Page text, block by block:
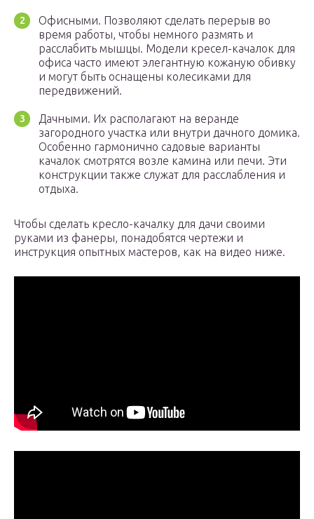
Офисными. Позволяют сделать перерыв во
время работы, чтобы немного размять и
расслабить мышцы. Модели кресел-качалок для
офиса часто имеют элегантную кожаную обивку
и могут быть оснащены колесиками для
передвижений.
Дачными. Их располагают на веранде
загородного участка или внутри дачного домика.
Особенно гармонично садовые варианты
качалок смотрятся возле камина или печи. Эти
конструкции также служат для расслабления и
отдыха.
Чтобы сделать кресло-качалку для дачи своими
руками из фанеры, понадобятся чертежи и
инструкция опытных мастеров, как на видео ниже.